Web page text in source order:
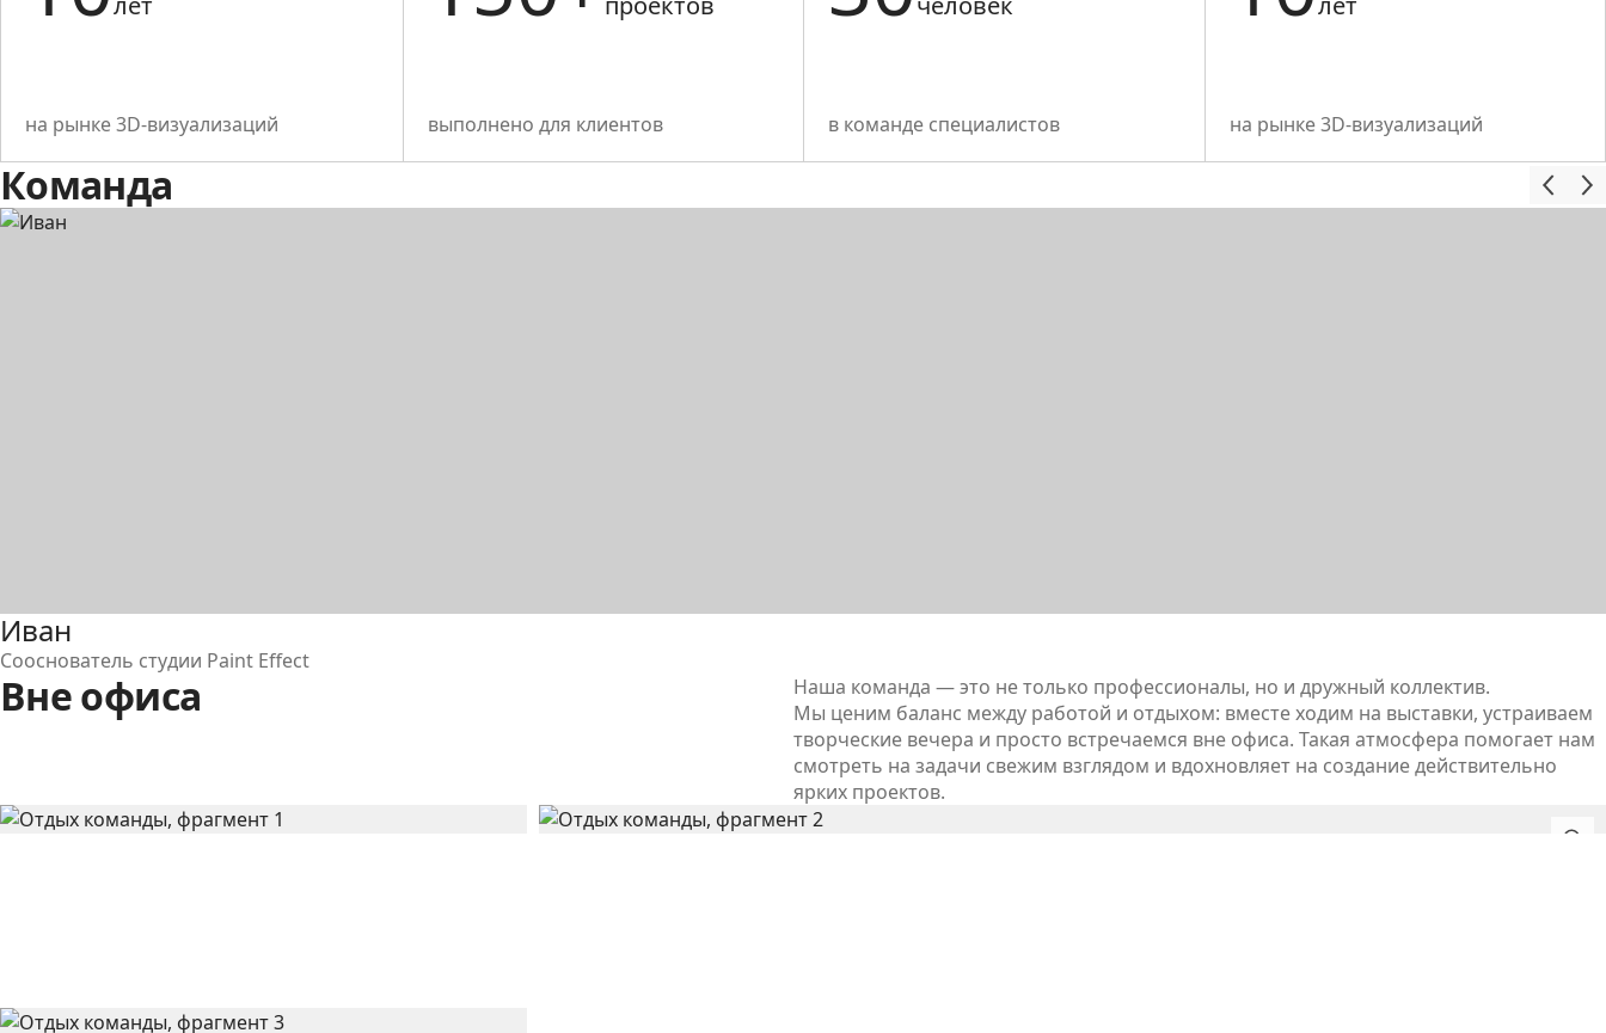
на рынке 3D-визуализаций выполнено для клиентов в команде специалистов на рынке 3D-визуализаций
Команда
Иван
Сооснователь студии Paint Effect
Вне офиса
Наша команда — это не только профессионалы, но и дружный коллектив.
Мы ценим баланс между работой и отдыхом: вместе ходим на выставки, устраиваем
творческие вечера и просто встречаемся вне офиса. Такая атмосфера помогает нам
смотреть на задачи свежим взглядом и вдохновляет на создание действительно
ярких проектов.